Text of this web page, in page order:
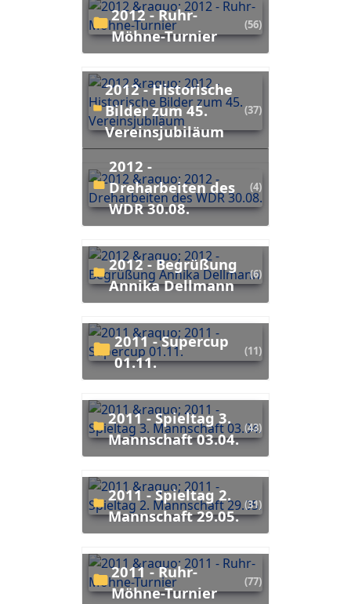
2012 - Ruhr-
Möhne-Turnier
(56)
2012 - Historische
Bilder zum 45.
Vereinsjubiläum
(37)
2012 -
Dreharbeiten des
WDR 30.08.
(4)
2012 - Begrüßung
Annika Dellmann
(6)
2011 - Supercup
01.11.
(11)
2011 - Spieltag 3.
Mannschaft 03.04.
(43)
2011 - Spieltag 2.
Mannschaft 29.05.
(31)
2011 - Ruhr-
Möhne-Turnier
(77)